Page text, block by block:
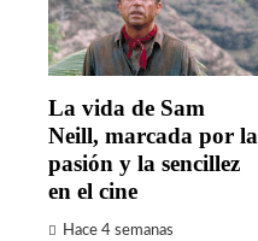
La vida de Sam
Neill, marcada por la
pasión y la sencillez
en el cine
Hace 4 semanas